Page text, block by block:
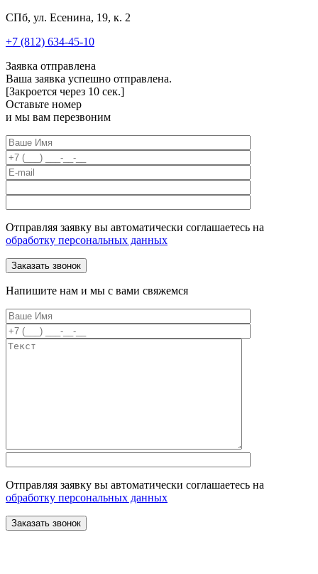
СПб, ул. Есенина, 19, к. 2
+7 (812) 634-45-10
Заявка отправлена
Ваша заявка успешно отправлена.
[Закроется через 10 сек.]
Оставьте номер
и мы вам перезвоним
Отправляя заявку вы автоматически соглашаетесь на
обработку персональных данных
Напишите нам и мы с вами свяжемся
Отправляя заявку вы автоматически соглашаетесь на
обработку персональных данных